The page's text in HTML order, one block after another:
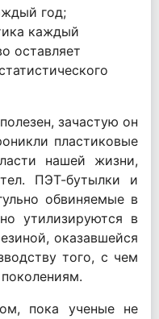
год;
каждый
оставляет
зачастую он
пластиковые
нашей жизни,
ПЭТ-бутылки и
обвиняемые в
утилизируются в
оказавшейся
того, с чем
пока ученые не